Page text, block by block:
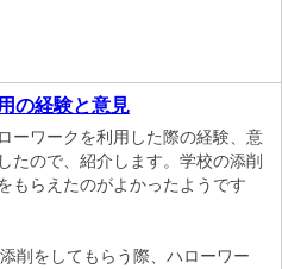
の経験と意見
ーワークを利用した際の経験、意
たので、紹介します。学校の添削
もらえたのがよかったようです
削をしてもらう際、ハローワー